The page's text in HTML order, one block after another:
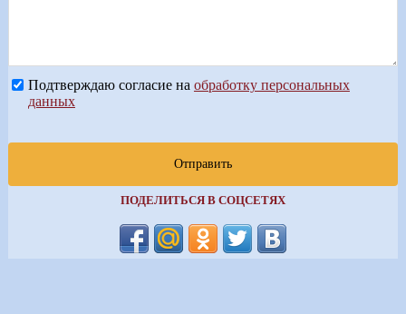
Подтверждаю согласие на обработку персональных
данных
Отправить
ПОДЕЛИТЬСЯ В СОЦСЕТЯХ